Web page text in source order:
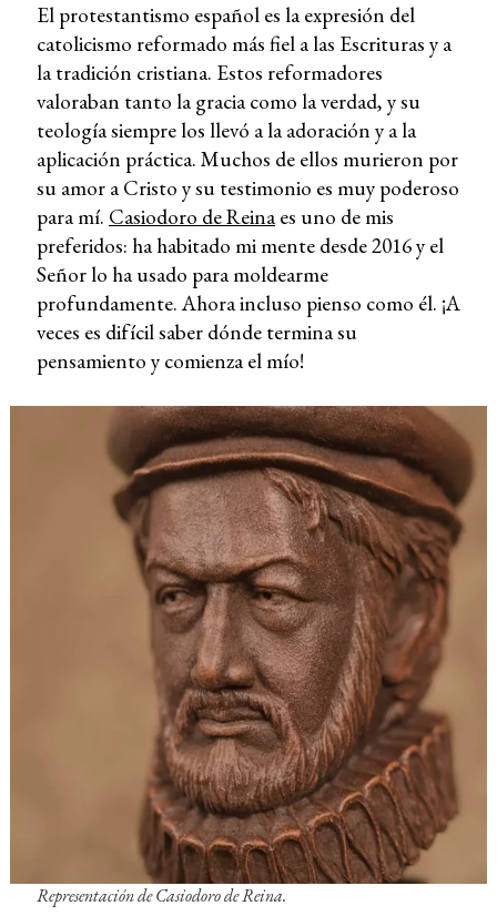
El protestantismo español es la expresión del
catolicismo reformado más fiel a las Escrituras y a
la tradición cristiana. Estos reformadores
valoraban tanto la gracia como la verdad, y su
teología siempre los llevó a la adoración y a la
aplicación práctica. Muchos de ellos murieron por
su amor a Cristo y su testimonio es muy poderoso
para mí. Casiodoro de Reinaes uno de mis
preferidos: ha habitado mi mente desde 2016 y el
Señor lo ha usado para moldearme
profundamente. Ahora incluso pienso como él. ¡A
veces es difícil saber dónde termina su
pensamiento y comienza el mío!
Representación de Casiodoro de Reina.